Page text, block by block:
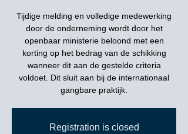
Tijdige melding en volledige medewerking
door de onderneming wordt door het
openbaar ministerie beloond met een
korting op het bedrag van de schikking
wanneer dit aan de gestelde criteria
voldoet. Dit sluit aan bij de internationaal
gangbare praktijk.
Registration is closed